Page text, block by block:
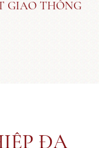
GIAO THÔNG
ĐA